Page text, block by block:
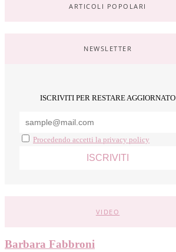
ARTICOLI POPOLARI
NEWSLETTER
ISCRIVITI PER RESTARE AGGIORNATO
Procedendo accetti la privacy policy
VIDEO
Barbara Fabbroni